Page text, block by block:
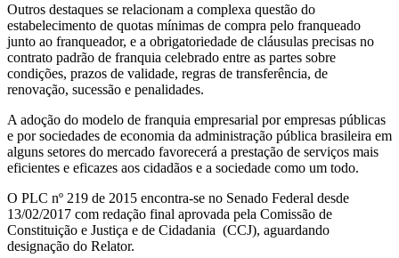
Outros destaques se relacionam a complexa questão do
estabelecimento de quotas mínimas de compra pelo franqueado
junto ao franqueador, e a obrigatoriedade de cláusulas precisas no
contrato padrão de franquia celebrado entre as partes sobre
condições, prazos de validade, regras de transferência, de
renovação, sucessão e penalidades.
A adoção do modelo de franquia empresarial por empresas públicas
e por sociedades de economia da administração pública brasileira em
alguns setores do mercado favorecerá a prestação de serviços mais
eficientes e eficazes aos cidadãos e a sociedade como um todo.
O PLC nº 219 de 2015 encontra-se no Senado Federal desde
13/02/2017 com redação final aprovada pela Comissão de
Constituição e Justiça e de Cidadania (CCJ), aguardando
designação do Relator.